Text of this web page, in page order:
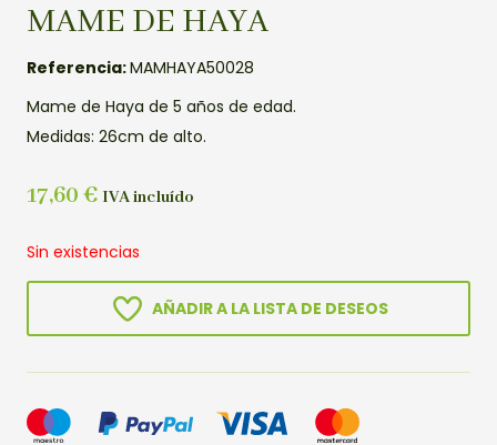
MAME DE HAYA
Referencia:MAMHAYA50028
Mame de Haya de 5 años de edad.
Medidas: 26cm de alto.
17,60 € IVA incluído
Sin existencias
AÑADIR A LA LISTA DE DESEOS